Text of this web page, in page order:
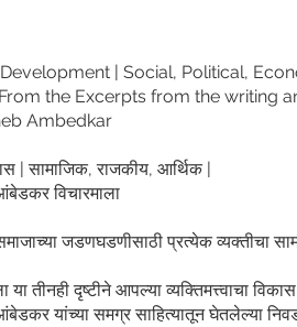
| Social, Political,
the Excerpts from the writing
Ambedkar
| सामाजिक, राजकीय, आर्थिक |
विचारमाला
जडणघडणीसाठी प्रत्येक व्यक्तीचा
या तीनही दृष्टीने आपल्या व्यक्तिमत्त्वाचा
यांच्या समग्र साहित्यातून घेतलेल्या